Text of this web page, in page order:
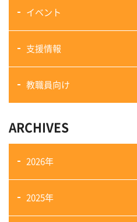
イベント
支援情報
教職員向け
ARCHIVES
2026年
2025年